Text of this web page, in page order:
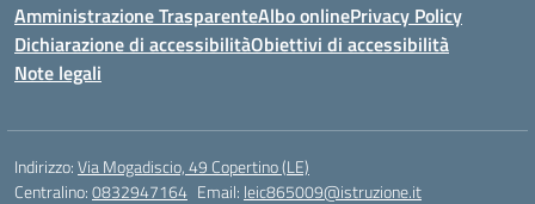
Amministrazione TrasparenteAlbo onlinePrivacy Policy
Dichiarazione di accessibilitàObiettivi di accessibilità
Note legali
Indirizzo:Via Mogadiscio, 49 Copertino (LE)
Centralino:0832947164 Email: leic865009@istruzione.it